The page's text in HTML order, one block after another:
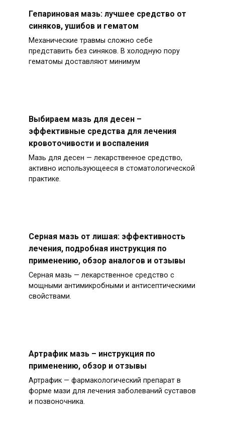
Гепариновая мазь: лучшее средство от
синяков, ушибов и гематом
Механические травмы сложно себе
представить без синяков. В холодную пору
гематомы доставляют минимум
Выбираем мазь для десен –
эффективные средства для лечения
кровоточивости и воспаления
Мазь для десен — лекарственное средство,
активно использующееся в стоматологической
практике.
Серная мазь от лишая: эффективность
лечения, подробная инструкция по
применению, обзор аналогов и отзывы
Серная мазь — лекарственное средство с
мощными антимикробными и антисептическими
свойствами.
Артрафик мазь – инструкция по
применению, обзор и отзывы
Артрафик — фармакологический препарат в
форме мази для лечения заболеваний суставов
и позвоночника.